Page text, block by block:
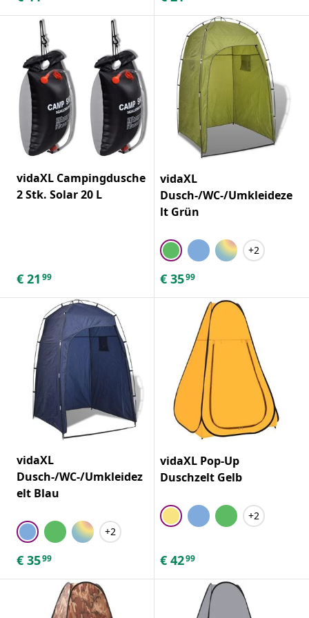
vidaXL Campingdusche
2 Stk. Solar 20 L
€ 21 99
vidaXL
Dusch-/WC-/Umkleideze
lt Grün
+2
€ 3599
vidaXL
Dusch-/WC-/Umkleidez
elt Blau
+2
€ 3599
vidaXL Pop-Up
Duschzelt Gelb
+2
€ 4299